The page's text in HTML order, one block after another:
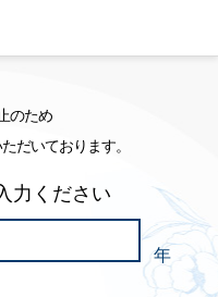
のため
だいております。
力ください
年